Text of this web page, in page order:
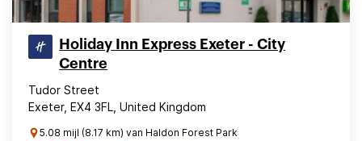
Holiday Inn Express Exeter - City
Centre
Tudor Street
Exeter, EX4 3FL, United Kingdom
5.08 mijl (8.17 km) van Haldon Forest Park